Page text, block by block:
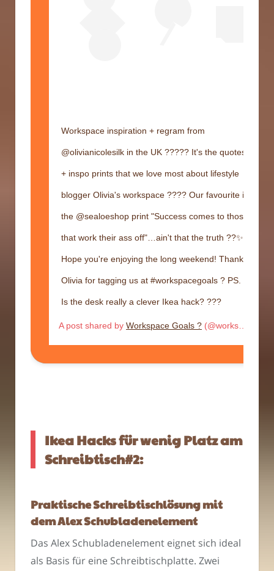
Workspace inspiration + regram from
@olivianicolesilk in the UK ????? It's the quotes
+ inspo prints that we love most about lifestyle
blogger Olivia's workspace ???? Our favourite is
the @sealoeshop print "Success comes to those
that work their ass off"…ain't that the truth ??✨
Hope you're enjoying the long weekend! Thanks
Olivia for tagging us at #workspacegoals ? PS.
Is the desk really a clever Ikea hack? ???
A post shared by Workspace Goals ? (@workspacegoals) on
Ikea Hacks für wenig Platz am
Schreibtisch#2:
Praktische Schreibtischlösung mit
dem Alex Schubladenelement
Das Alex Schubladenelement eignet sich ideal
als Basis für eine Schreibtischplatte. Zwei